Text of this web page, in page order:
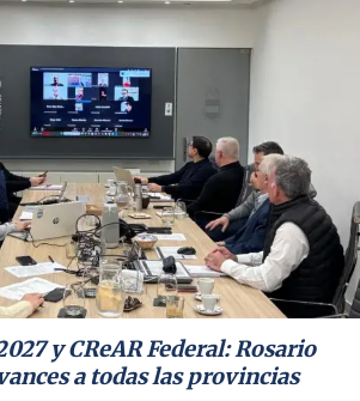
y CReAR Federal: Rosario
a todas las provincias